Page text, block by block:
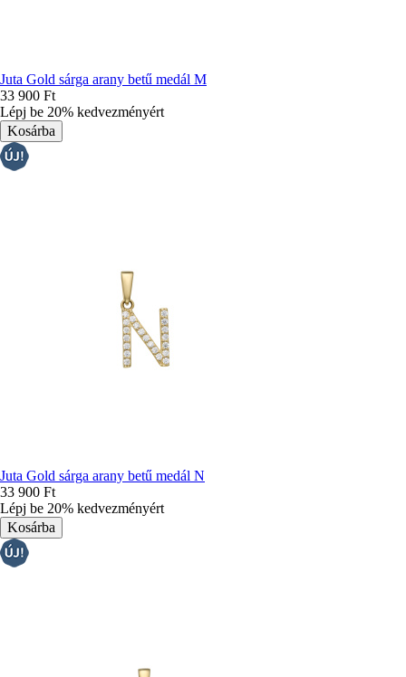
Juta Gold sárga arany betű medál M
33 900 Ft
Lépj be 20% kedvezményért
Juta Gold sárga arany betű medál N
33 900 Ft
Lépj be 20% kedvezményért